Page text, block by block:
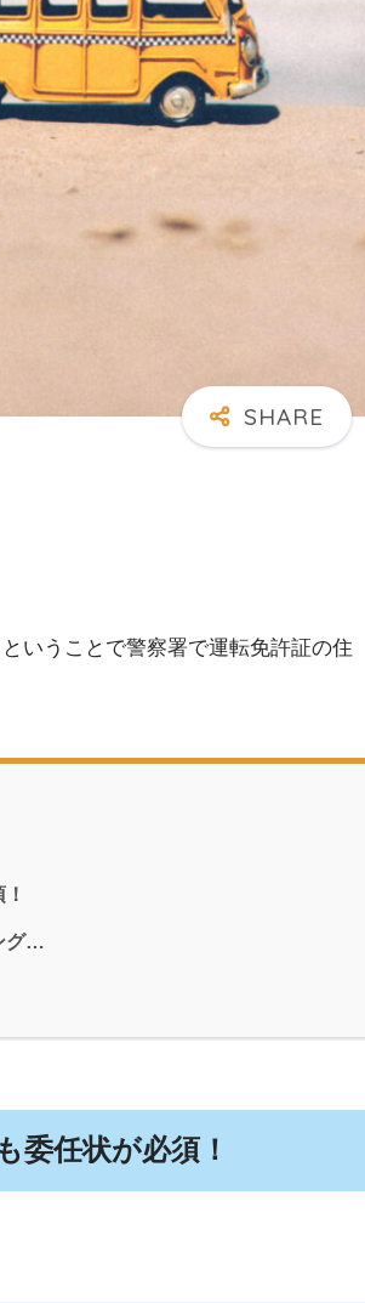
いうことで警察署で運転免許証の住
グ…
委任状が必須！